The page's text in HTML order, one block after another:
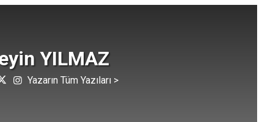
YILMAZ
Yazarın Tüm Yazıları >